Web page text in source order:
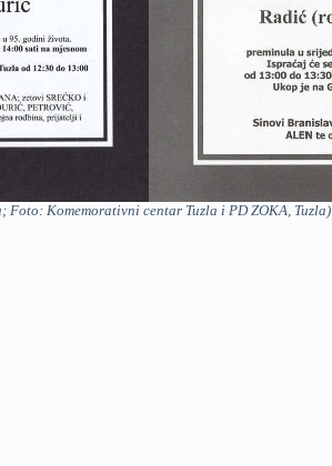
Komemorativni centar Tuzla i PD ZOKA, Tuzla)